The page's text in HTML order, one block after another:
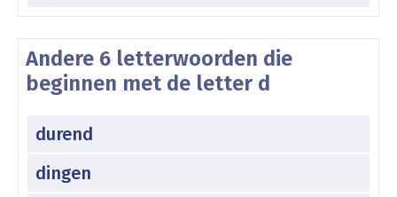
Andere 6 letterwoorden die
beginnen met de letter d
durend
dingen